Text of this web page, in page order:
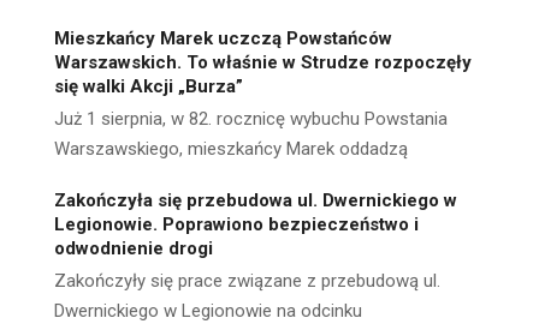
Mieszkańcy Marek uczczą Powstańców
Warszawskich. To właśnie w Strudze rozpoczęły
się walki Akcji „Burza”
Już 1 sierpnia, w 82. rocznicę wybuchu Powstania
Warszawskiego, mieszkańcy Marek oddadzą
Zakończyła się przebudowa ul. Dwernickiego w
Legionowie. Poprawiono bezpieczeństwo i
odwodnienie drogi
Zakończyły się prace związane z przebudową ul.
Dwernickiego w Legionowie na odcinku